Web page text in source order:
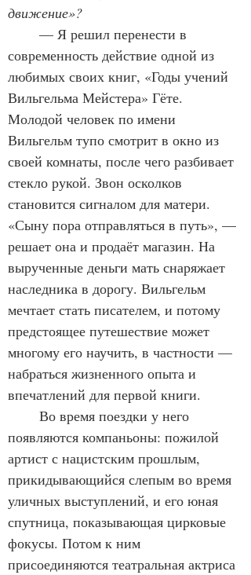
движение»?
современность действие одной из
любимых своих книг, «Годы учений
Вильгельма Мейстера» Гёте.
Молодой человек по имени
Вильгельм тупо смотрит в окно из
своей комнаты, после чего разбивает
стекло рукой. Звон осколков
становится сигналом для матери.
«Сыну пора отправляться в путь», —
решает она и продаёт магазин. На
вырученные деньги мать снаряжает
наследника в дорогу. Вильгельм
мечтает стать писателем, и потому
предстоящее путешествие может
многому его научить, в частности —
набраться жизненного опыта и
впечатлений для первой книги.
появляются компаньоны: пожилой
артист с нацистским прошлым,
прикидывающийся слепым во время
уличных выступлений, и его юная
спутница, показывающая цирковые
фокусы. Потом к ним
присоединяются театральная актриса